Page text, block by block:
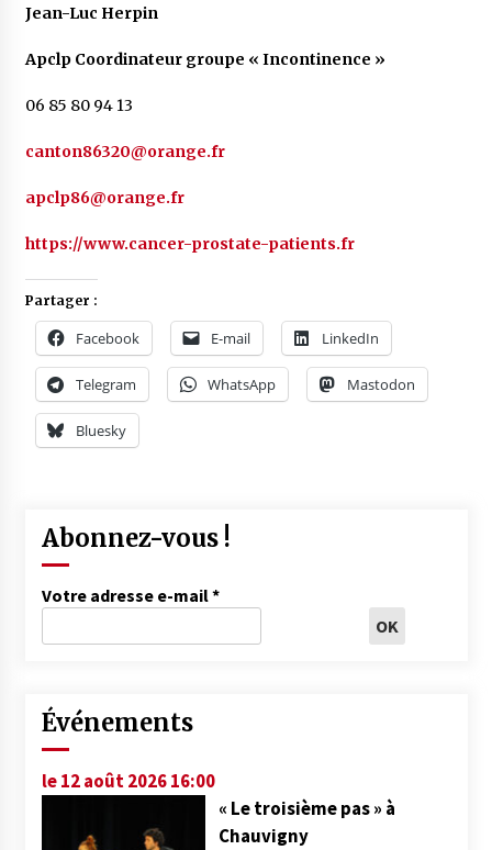
Jean-Luc Herpin
Apclp Coordinateur groupe « Incontinence »
06 85 80 94 13
canton86320@orange.fr
apclp86@orange.fr
https://www.cancer-prostate-patients.fr
Partager :
Facebook E-mail LinkedIn
Telegram WhatsApp Mastodon
Bluesky
Abonnez-vous !
Votre adresse e-mail*
Événements
le 12 août 2026 16:00
« Le troisième pas » à
Chauvigny